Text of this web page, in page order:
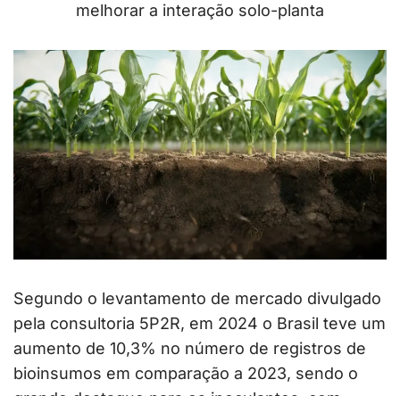
melhorar a interação solo-planta
Segundo o levantamento de mercado divulgado
pela consultoria 5P2R, em 2024 o Brasil teve um
aumento de 10,3% no número de registros de
bioinsumos em comparação a 2023, sendo o